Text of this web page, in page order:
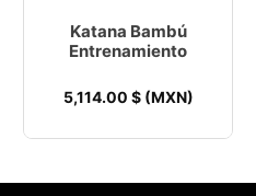
Katana Bambú
Entrenamiento
5,114.00 $ (MXN)